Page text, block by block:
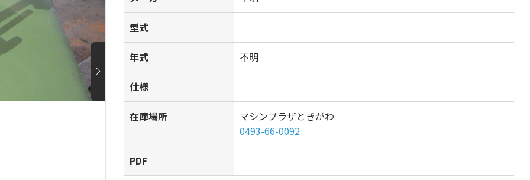
型式
年式 不明
仕様
在庫場所
マシンプラザときがわ
0493-66-0092
PDF